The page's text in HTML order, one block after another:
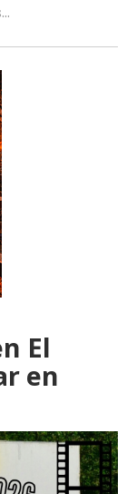
El
en